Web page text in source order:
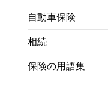
自動車保険
相続
保険の用語集